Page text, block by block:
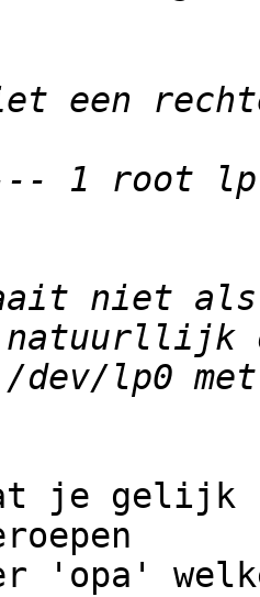
1 root lp
niet
je gelijk
'opa'